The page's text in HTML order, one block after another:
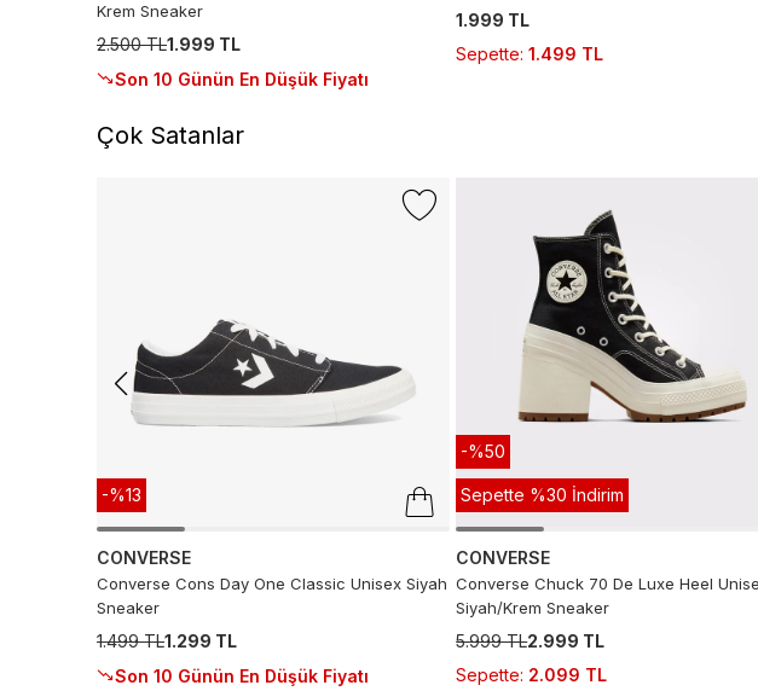
Krem Sneaker
2.500 TL1.999 TL
Son 10 Günün En Düşük Fiyatı
1.999 TL
Sepette: 1.499 TL
Çok Satanlar
-%13
CONVERSE
Converse Cons Day One Classic Unisex Siyah
Sneaker
1.499 TL1.299 TL
Son 10 Günün En Düşük Fiyatı
-%50
Sepette %30 İndirim
CONVERSE
Converse Chuck 70 De Luxe Heel
Siyah/Krem Sneaker
5.999 TL2.999 TL
Sepette: 2.099 TL